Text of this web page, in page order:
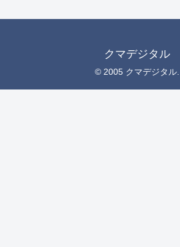
クマデジタル
© 2005 クマデジタル.